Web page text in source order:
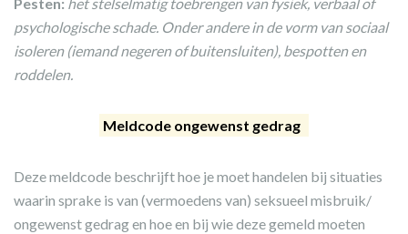
psychologische schade. Onder andere in de vorm van sociaal
isoleren (iemand negeren of buitensluiten), bespotten en
roddelen.
Meldcode ongewenst gedrag
Deze meldcode beschrijft hoe je moet handelen bij situaties
waarin sprake is van (vermoedens van) seksueel misbruik/
ongewenst gedrag en hoe en bij wie deze gemeld moeten